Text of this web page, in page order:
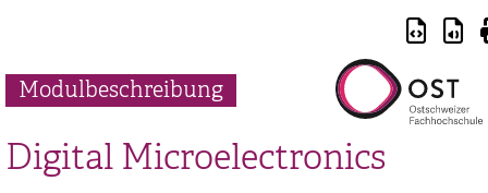
Modulbeschreibung
Digital Microelectronics